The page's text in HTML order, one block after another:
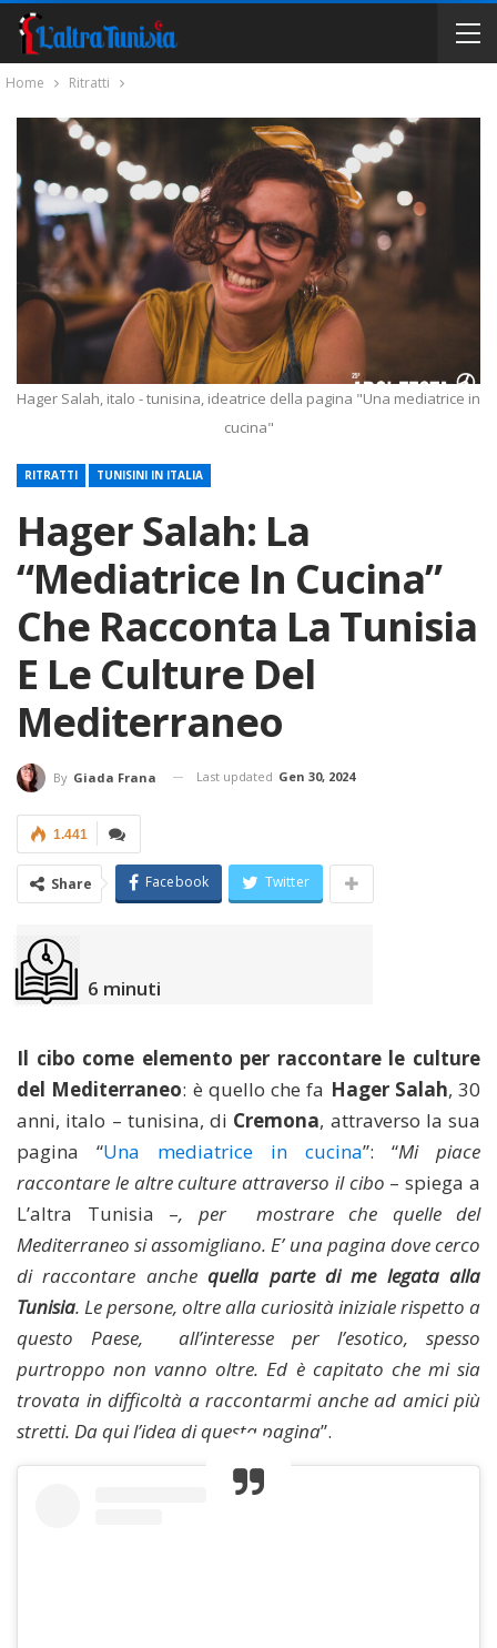
Home Ritratti
Hager Salah, italo - tunisina, ideatrice della pagina "Una mediatrice in
cucina"
RITRATTI TUNISINI IN ITALIA
Hager Salah: La
“mediatrice In Cucina”
Che Racconta La Tunisia
E Le Culture Del
Mediterraneo
By Giada Frana Last updated Gen 30, 2024
1.441
Share Facebook Twitter
6 minuti
Il cibo come elemento per raccontare le culture
del Mediterraneo: è quello che fa Hager Salah, 30
anni, italo – tunisina, di Cremona, attraverso la sua
pagina “Una mediatrice in cucina”: “Mi piace
raccontare le altre culture attraverso il cibo – spiega a
L’altra Tunisia –, per
mostrare che quelle del
Mediterraneo si assomigliano. E’ una pagina dove cerco
di raccontare anchequella parte di me legata alla
Tunisia. Le persone, oltre alla curiosità iniziale rispetto a
questo Paese,
all’interesse per l’esotico, spesso
purtroppo non vanno oltre. Ed è capitato che mi sia
trovata in difficoltà a raccontarmi anche ad amici più
stretti. Da qui l’idea di questa pagina”.